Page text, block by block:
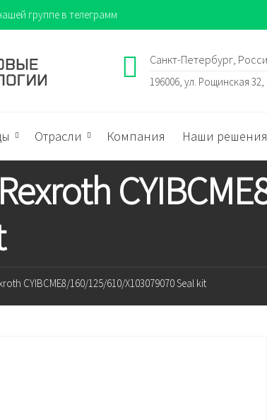
группе в телеграмм
Санкт-Петербург,
196006, ул. Рощинская
Отрасли Компания Наши решения
CYIBCME8/160/125/610/X103079070 Seal kit